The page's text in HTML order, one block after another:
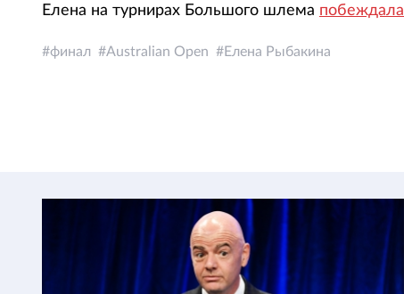
Елена на турнирах Большого шлема побеждала
финал Australian Open Елена Рыбакина